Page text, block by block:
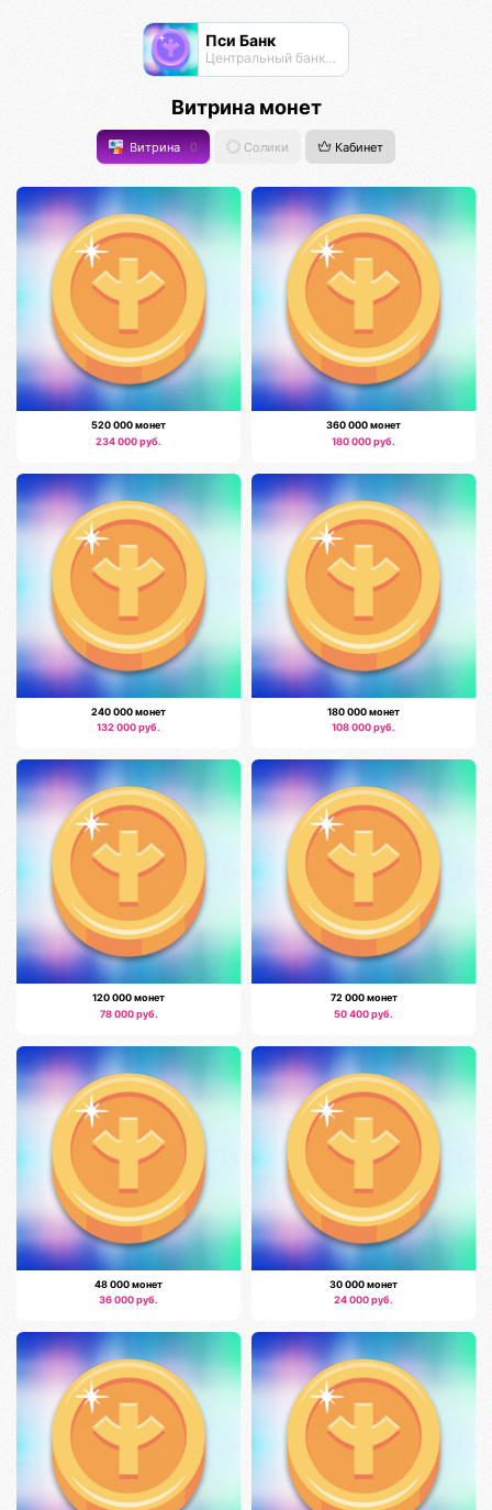
Пси Банк
Центральный банк экосистемы
Витрина монет
Витрина 0 Солики Кабинет
520 000 монет
234 000 руб.
360 000 монет
180 000 руб.
240 000 монет
132 000 руб.
180 000 монет
108 000 руб.
120 000 монет
78 000 руб.
72 000 монет
50 400 руб.
48 000 монет
36 000 руб.
30 000 монет
24 000 руб.